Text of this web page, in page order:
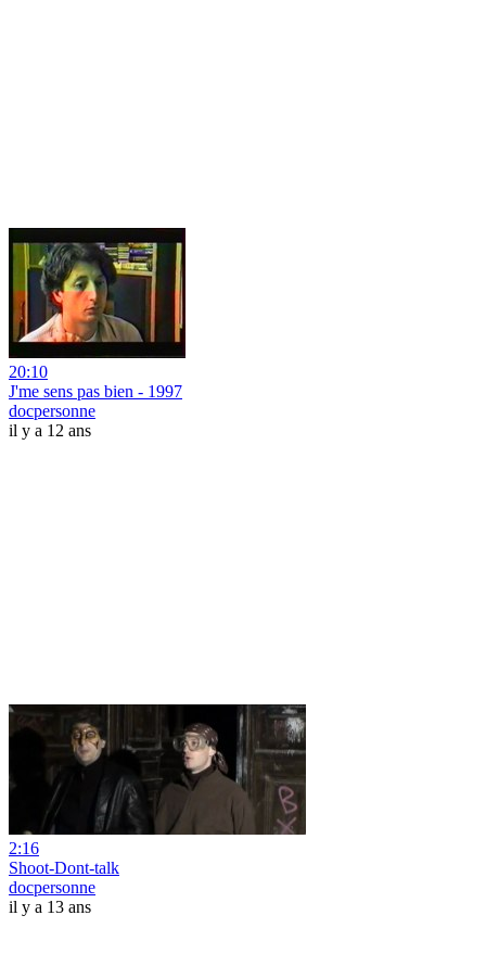
20:10
J'me sens pas bien - 1997
docpersonne
il y a 12 ans
2:16
Shoot-Dont-talk
docpersonne
il y a 13 ans